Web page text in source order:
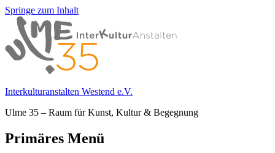
Springe zum Inhalt
Interkulturanstalten Westend e.V.
Ulme 35 – Raum für Kunst, Kultur & Begegnung
Primäres Menü